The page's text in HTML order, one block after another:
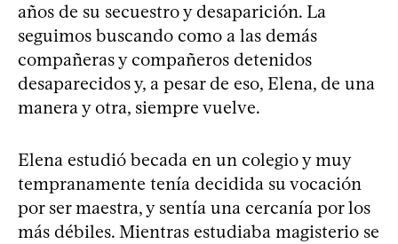
años de su secuestro y desaparición. La
seguimos buscando como a las demás
compañeras y compañeros detenidos
desaparecidos y, a pesar de eso, Elena, de una
manera y otra, siempre vuelve.
Elena estudió becada en un colegio y muy
tempranamente tenía decidida su vocación
por ser maestra, y sentía una cercanía por los
más débiles. Mientras estudiaba magisterio se